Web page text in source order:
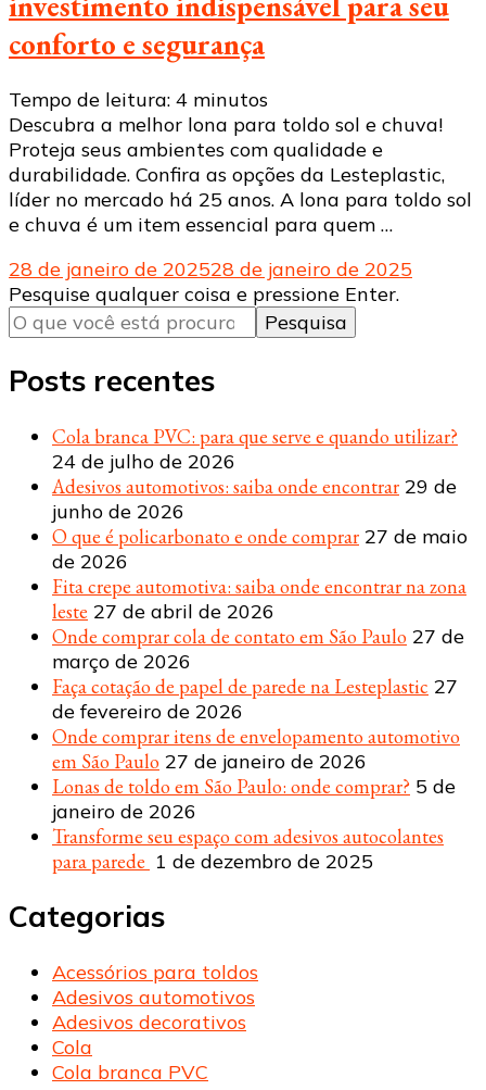
conforto e segurança
Tempo de leitura: 4 minutos
Descubra a melhor lona para toldo sol e chuva!
Proteja seus ambientes com qualidade e
durabilidade. Confira as opções da Lesteplastic,
líder no mercado há 25 anos. A lona para toldo sol
e chuva é um item essencial para quem …
28 de janeiro de 202528 de janeiro de 2025
Procurando
algo?
Pesquise qualquer coisa e pressione Enter.
Posts recentes
Cola branca PVC: para que serve e quando utilizar?
24 de julho de 2026
Adesivos automotivos: saiba onde encontrar 29 de
junho de 2026
O que é policarbonato e onde comprar 27 de maio
de 2026
Fita crepe automotiva: saiba onde encontrar na zona
leste 27 de abril de 2026
Onde comprar cola de contato em São Paulo 27 de
março de 2026
Faça cotação de papel de parede na Lesteplastic 27
de fevereiro de 2026
Onde comprar itens de envelopamento automotivo
em São Paulo 27 de janeiro de 2026
Lonas de toldo em São Paulo: onde comprar? 5 de
janeiro de 2026
Transforme seu espaço com adesivos autocolantes
para parede 1 de dezembro de 2025
Categorias
Acessórios para toldos
Adesivos automotivos
Adesivos decorativos
Cola
Cola branca PVC